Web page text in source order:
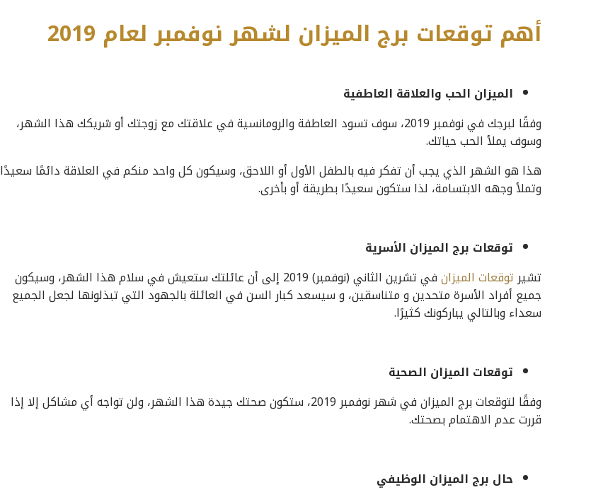
أهم توقعات برج الميزان لشهر نوفمبر لعام 2019
الميزان الحب والعلاقة العاطفية
وفقًا لبرجك في نوفمبر 2019، سوف تسود العاطفة والرومانسية في علاقتك مع زوجتك أو شريكك هذا الشهر،
وسوف يملأ الحب حياتك.
هذا هو الشهر الذي يجب أن تفكر فيه بالطفل الأول أو اللاحق، وسيكون كل واحد منكم في العلاقة دائمًا سعيدًا
وتملأ وجهه الابتسامة، لذا ستكون سعيدًا بطريقة أو بأخرى.
توقعات برج الميزان الأسرية
تشيرتوقعات الميزان
في تشرين الثاني (نوفمبر) 2019 إلى أن عائلتك ستعيش في سلام هذا الشهر، وسيكون
جميع أفراد الأسرة متحدين و متناسقين، و سيسعد كبار السن في العائلة بالجهود التي تبذلونها لجعل الجميع
سعداء وبالتالي يباركونك كثيرًا.
توقعات الميزان الصحية
وفقًا لتوقعات برج الميزان في شهر نوفمبر 2019، ستكون صحتك جيدة هذا الشهر، ولن تواجه أي مشاكل إلا إذا
قررت عدم الاهتمام بصحتك.
حال برج الميزان الوظيفي